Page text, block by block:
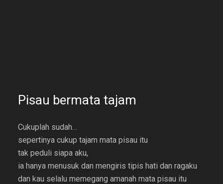
Pisau bermata tajam
Cukuplah sudah…
sepertinya cukup tajam mata pisau itu
tak peduli siapa aku,
ia hanya menusuk dan mengiris tipis hati dan ragaku
dan kau selalu memegang amanah mata pisau itu